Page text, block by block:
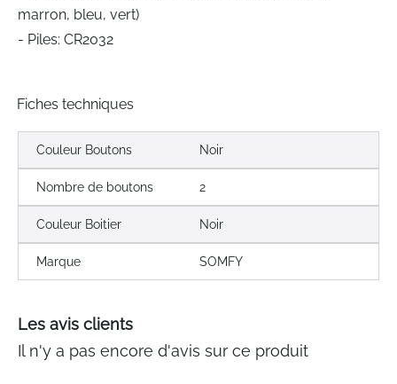
marron, bleu, vert)
- Piles: CR2032
Fiches techniques
Couleur Boutons Noir
Nombre de boutons 2
Couleur Boitier Noir
Marque SOMFY
Les avis clients
Il n'y a pas encore d'avis sur ce produit